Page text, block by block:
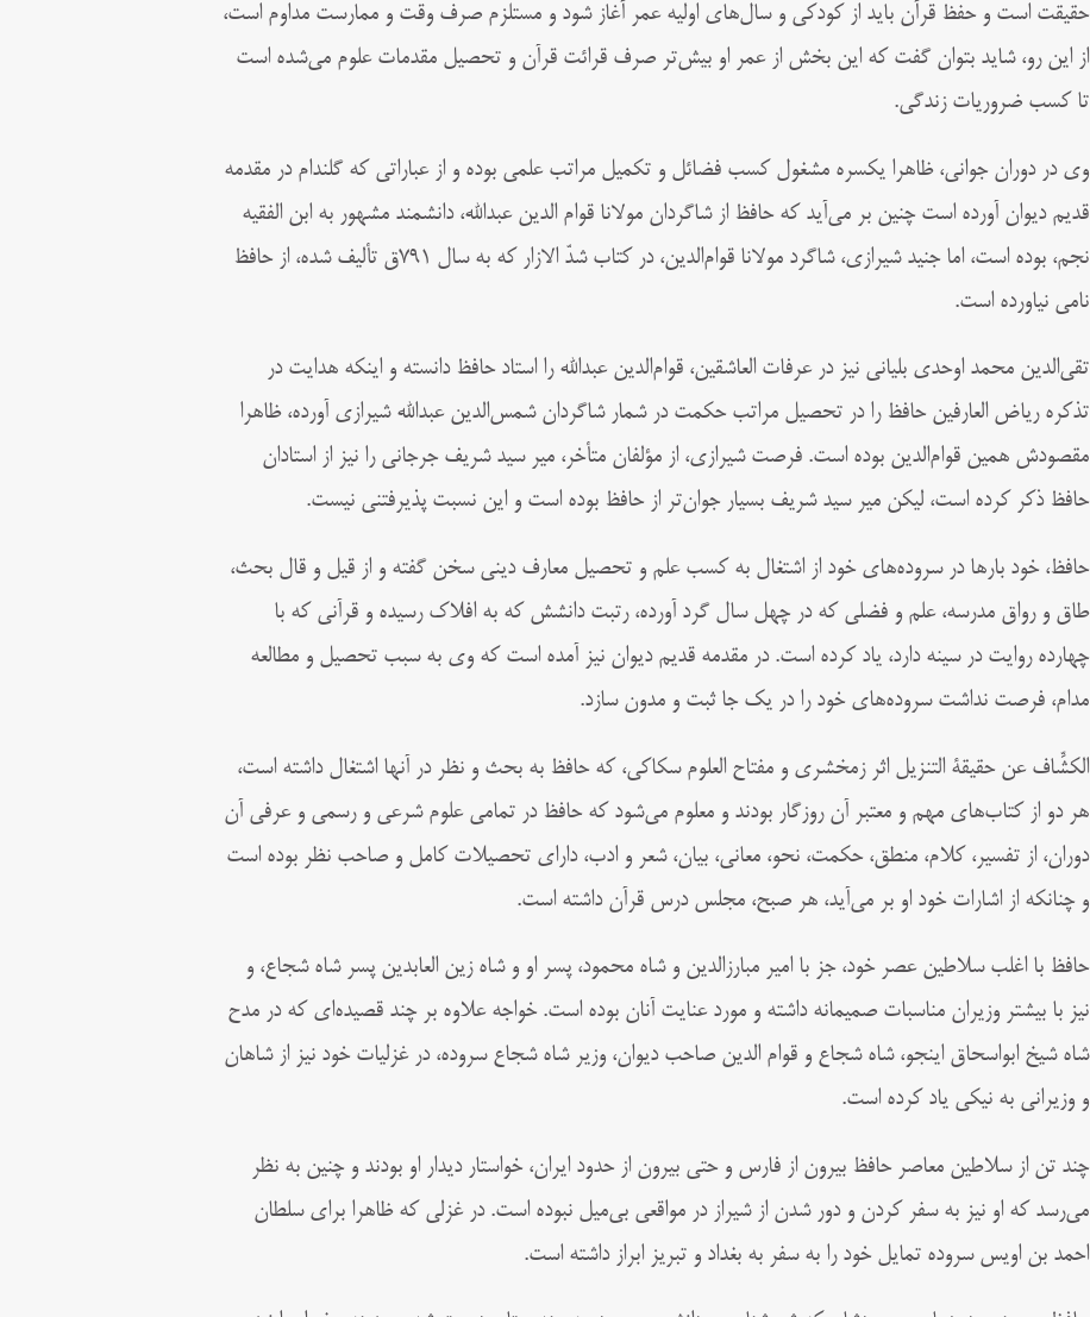
حقیقت است و حفظ قرآن باید از کودکی و سال‌های اولیه عمر آغاز شود و مستلزم صرف وقت و ممارست مداوم است،
از این‌ رو، شاید بتوان گفت که این بخش از عمر او بیش‌تر صرف قرائت قرآن و تحصیل مقدمات علوم می‌شده است
تا کسب ضروریات زندگی.
وی در دوران جوانی، ظاهرا یکسره مشغول کسب فضائل و تکمیل مراتب علمی بوده و از عباراتی که گلندام در مقدمه
قدیم دیوان آورده است چنین بر می‌آید که حافظ از شاگردان مولانا قوام‌ الدین عبدالله، دانشمند مشهور به ابن ‌الفقیه
نجم، بوده است، اما جنید شیرازی، شاگرد مولانا قوام‌الدین، در کتاب شدّ الازار که به سال ۷۹۱ق تألیف شده، از حافظ
نامی نیاورده است.
تقی‌الدین محمد اوحدی بلیانی نیز در عرفات العاشقین، قوام‌الدین عبدالله را استاد حافظ دانسته و اینکه هدایت در
تذکره ریاض العارفین حافظ را در تحصیل مراتب حکمت در شمار شاگردان شمس‌الدین عبدالله شیرازی آورده، ظاهرا
مقصودش همین قوام‌الدین بوده است. فرصت شیرازی، از مؤلفان متأخر، میر سید شریف جرجانی را نیز از استادان
حافظ ذکر کرده است، لیکن میر سید شریف بسیار جوان‌تر از حافظ بوده است و این نسبت پذیرفتنی نیست.
حافظ، خود بارها در سروده‌های خود از اشتغال به کسب علم و تحصیل معارف دینی سخن گفته و از قیل و قال بحث،
طاق و رواق مدرسه، علم و فضلی که در چهل سال گرد آورده، رتبت دانشش که به افلاک رسیده و قرآنی که با
چهارده روایت در سینه دارد، یاد کرده است. در مقدمه قدیم دیوان نیز آمده است که وی به سبب تحصیل و مطالعه
مدام، فرصت نداشت سروده‌های خود را در یک جا ثبت و مدون سازد.
الکشّاف عن حقیقة التنزیل اثر زمخشری و مفتاح العلومِ سکاکی، که حافظ به بحث و نظر در آنها اشتغال داشته است،
هر دو از کتاب‌های مهم و معتبر آن روزگار بودند و معلوم می‌شود که حافظ در تمامی علوم شرعی و رسمی و عرفی آن
دوران، از تفسیر، کلام، منطق، حکمت، نحو، معانی، بیان، شعر و ادب، دارای تحصیلات کامل و صاحب‌ نظر بوده است
و چنانکه از اشارات خود او بر می‌آید، هر صبح، مجلس درس قرآن داشته است.
حافظ با اغلب سلاطین عصر خود، جز با امیر مبارزالدین و شاه محمود، پسر او و شاه زین‌ العابدین پسر شاه شجاع، و
نیز با بیشتر وزیران مناسبات صمیمانه داشته و مورد عنایت آنان بوده است. خواجه علاوه بر چند قصیده‌ای که در مدح
شاه شیخ ابواسحاق اینجو، شاه شجاع و قوام‌ الدین صاحب دیوان، وزیر شاه شجاع سروده، در غزلیات خود نیز از شاهان
و وزیرانی به نیکی یاد کرده است.
چند تن از سلاطین معاصر حافظ بیرون از فارس و حتی بیرون از حدود ایران، خواستار دیدار او بودند و چنین به نظر
می‌رسد که او نیز به سفر کردن و دور شدن از شیراز در مواقعی بی‌میل نبوده است. در غزلی که ظاهرا برای سلطان
احمد بن اویس سروده تمایل خود را به سفر به بغداد و تبریز ابراز داشته است.